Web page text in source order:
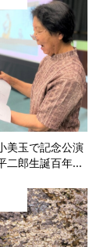
美玉で記念公演
郎生誕百年...